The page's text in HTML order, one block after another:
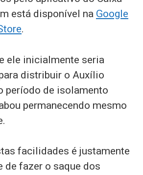
está disponível na Google
.
ele inicialmente seria
distribuir o Auxílio
período de isolamento
permanecendo mesmo
facilidades é justamente
de fazer o saque dos